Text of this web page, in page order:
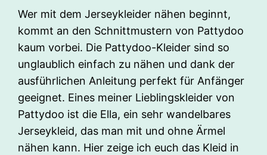
Wer mit dem Jerseykleider nähen beginnt,
kommt an den Schnittmustern von Pattydoo
kaum vorbei. Die Pattydoo-Kleider sind so
unglaublich einfach zu nähen und dank der
ausführlichen Anleitung perfekt für Anfänger
geeignet. Eines meiner Lieblingskleider von
Pattydoo ist die Ella, ein sehr wandelbares
Jerseykleid, das man mit und ohne Ärmel
nähen kann. Hier zeige ich euch das Kleid in